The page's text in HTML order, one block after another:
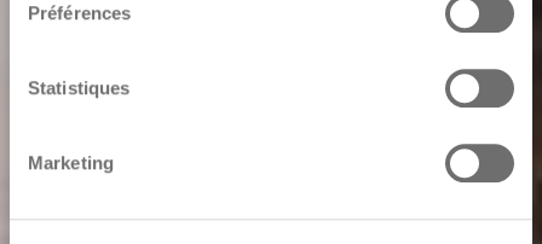
Préférences
Statistiques
Marketing